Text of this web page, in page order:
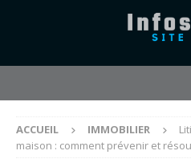
ACCUEIL IMMOBILIER
maison : comment prévenir et